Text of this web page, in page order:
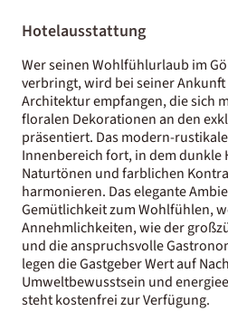
Hotelausstattung
Wer seinen Wohlfühlurlaub im
verbringt, wird bei seiner
Architektur empfangen, die sich
floralen Dekorationen an den
präsentiert. Das modern-
Innenbereich fort, in dem dunkle
Naturtönen und farblichen
harmonieren. Das elegante
Gemütlichkeit zum Wohlfühlen,
Annehmlichkeiten, wie der
und die anspruchsvolle
legen die Gastgeber Wert auf
Umweltbewusstsein und
steht kostenfrei zur Verfügung.